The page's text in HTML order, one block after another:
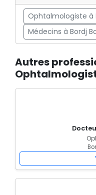
Ophtalmologiste à
Médecins à Bordj
Autres